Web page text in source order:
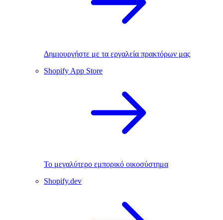
Δημιουργήστε με τα εργαλεία πρακτόρων μας
Shopify App Store
Το μεγαλύτερο εμπορικό οικοσύστημα
Shopify.dev